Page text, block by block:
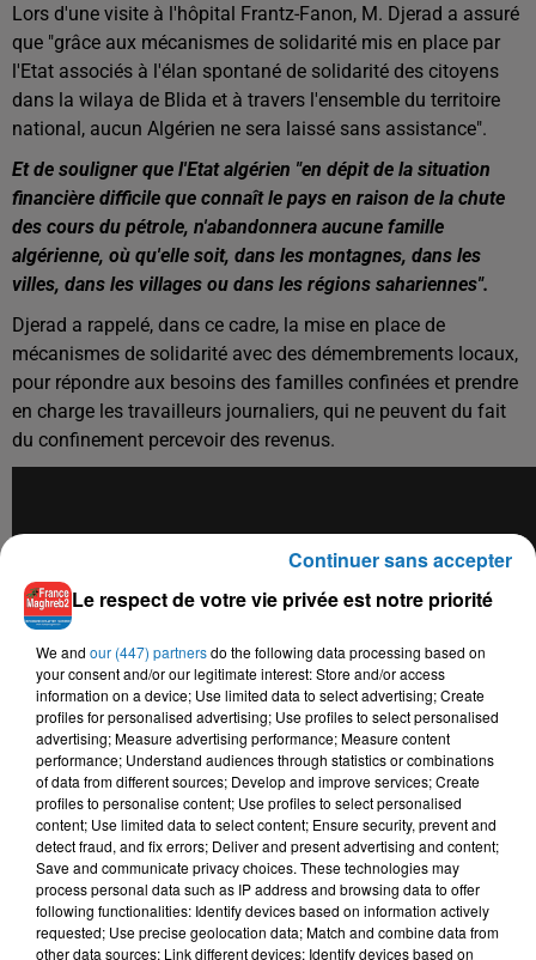
Lors d'une visite à l'hôpital Frantz-Fanon, M. Djerad a assuré
que "grâce aux mécanismes de solidarité mis en place par
l'Etat associés à l'élan spontané de solidarité des citoyens
dans la wilaya de Blida et à travers l'ensemble du territoire
national, aucun Algérien ne sera laissé sans assistance".
Et de souligner que l'Etat algérien "en dépit de la situation
financière difficile que connaît le pays en raison de la chute
des cours du pétrole, n'abandonnera aucune famille
algérienne, où qu'elle soit, dans les montagnes, dans les
villes, dans les villages ou dans les régions sahariennes".
Djerad a rappelé, dans ce cadre, la mise en place de
mécanismes de solidarité avec des démembrements locaux,
pour répondre aux besoins des familles confinées et prendre
en charge les travailleurs journaliers, qui ne peuvent du fait
du confinement percevoir des revenus.
Le respect de votre vie privée est notre priorité
We and our (447) partnersdo the following data processing based on
your consent and/or our legitimate interest: Store and/or access
information on a device; Use limited data to select advertising; Create
profiles for personalised advertising; Use profiles to select personalised
advertising; Measure advertising performance; Measure content
performance; Understand audiences through statistics or combinations
of data from different sources; Develop and improve services; Create
profiles to personalise content; Use profiles to select personalised
content; Use limited data to select content; Ensure security, prevent and
detect fraud, and fix errors; Deliver and present advertising and content;
Save and communicate privacy choices. These technologies may
process personal data such as IP address and browsing data to offer
following functionalities: Identify devices based on information actively
requested; Use precise geolocation data; Match and combine data from
other data sources; Link different devices; Identify devices based on
Continuer sans accepter